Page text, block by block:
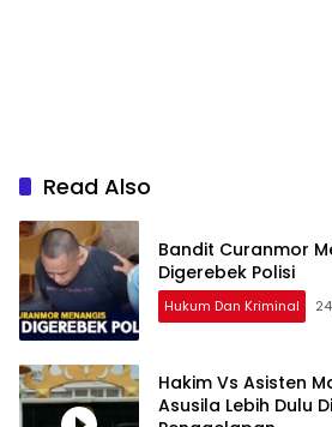
Read Also
Bandit Curanmor
Digerebek Polisi
Hukum Dan Kriminal
Hakim Vs Asisten
Asusila Lebih Dulu